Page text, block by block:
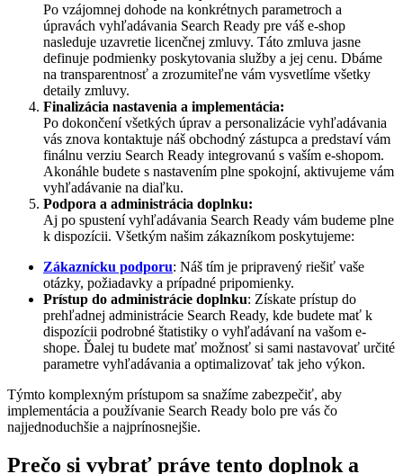
Po vzájomnej dohode na konkrétnych parametroch a
úpravách vyhľadávania Search Ready pre váš e-shop
nasleduje uzavretie licenčnej zmluvy. Táto zmluva jasne
definuje podmienky poskytovania služby a jej cenu. Dbáme
na transparentnosť a zrozumiteľne vám vysvetlíme všetky
detaily zmluvy.
Finalizácia nastavenia a implementácia:
Po dokončení všetkých úprav a personalizácie vyhľadávania
vás znova kontaktuje náš obchodný zástupca a predstaví vám
finálnu verziu Search Ready integrovanú s vaším e-shopom.
Akonáhle budete s nastavením plne spokojní, aktivujeme vám
vyhľadávanie na diaľku.
Podpora a administrácia doplnku:
Aj po spustení vyhľadávania Search Ready vám budeme plne
k dispozícii. Všetkým našim zákazníkom poskytujeme:
Zákaznícku podporu: Náš tím je pripravený riešiť vaše
otázky, požiadavky a prípadné pripomienky.
Prístup do administrácie doplnku: Získate prístup do
prehľadnej administrácie Search Ready, kde budete mať k
dispozícii podrobné štatistiky o vyhľadávaní na vašom e-
shope. Ďalej tu budete mať možnosť si sami nastavovať určité
parametre vyhľadávania a optimalizovať tak jeho výkon.
Týmto komplexným prístupom sa snažíme zabezpečiť, aby
implementácia a používanie Search Ready bolo pre vás čo
najjednoduchšie a najprínosnejšie.
Prečo si vybrať práve tento doplnok a